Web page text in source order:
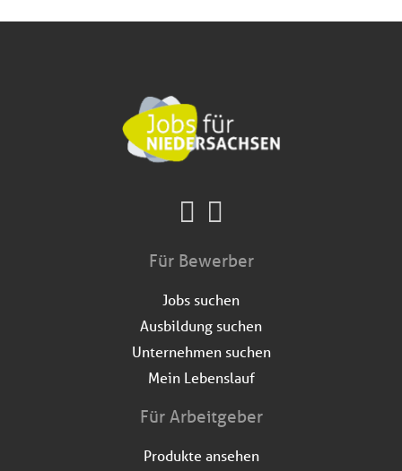
Für Bewerber
Jobs suchen
Ausbildung suchen
Unternehmen suchen
Mein Lebenslauf
Für Arbeitgeber
Produkte ansehen